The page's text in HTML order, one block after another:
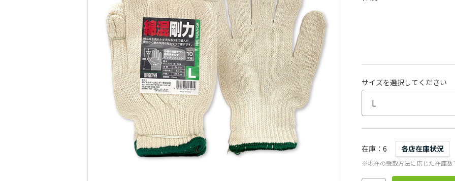
サイズを選択してください
在庫 6 各店在庫状況
※現在の受取方法に応じた在庫数